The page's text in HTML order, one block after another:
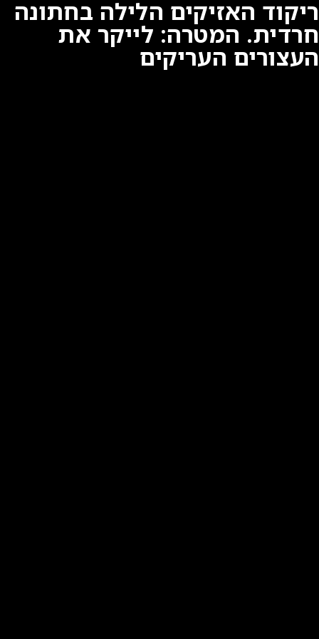
ריקוד האזיקים הלילה בחתונה
חרדית. המטרה: לייקר את
העצורים העריקים